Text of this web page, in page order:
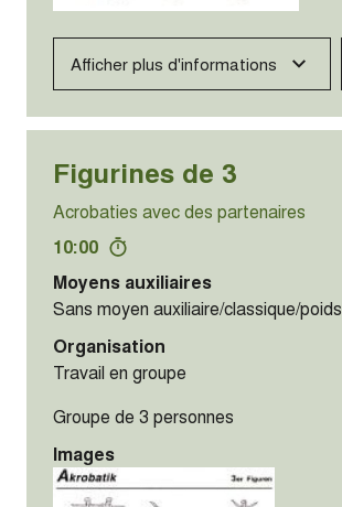
Afficher plus d'informations
Figurines de 3
Acrobaties avec des partenaires
10:00
Moyens auxiliaires
Sans moyen auxiliaire/classique/
Organisation
Travail en groupe
Groupe de 3 personnes
Images